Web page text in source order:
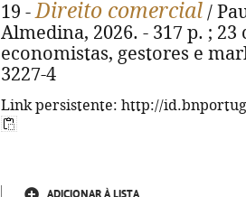
19 -Direito comercial /
Almedina, 2026. - 317 p. ;
economistas, gestores e
3227-4
Link persistente: http://
ADICIONAR À LISTA